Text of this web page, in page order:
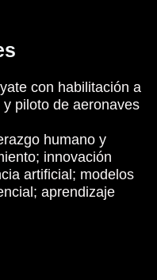
con habilitación a
piloto de aeronaves
humano y
; innovación
artificial ; modelos
; aprendizaje